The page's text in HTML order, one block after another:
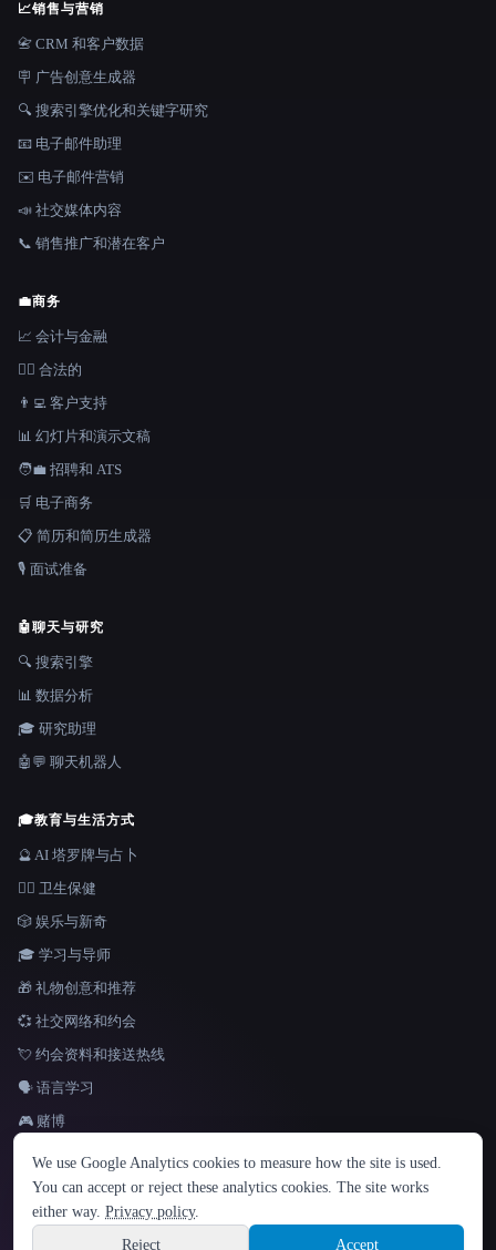
语言
English español Français Русский 简体中文
Hindi
📈销售与营销
📇 CRM 和客户数据
🪧 广告创意生成器
🔍 搜索引擎优化和关键字研究
📧 电子邮件助理
✉️ 电子邮件营销
📣 社交媒体内容
📞 销售推广和潜在客户
💼商务
📈 会计与金融
👩‍⚖️ 合法的
👨‍💻 客户支持
📊 幻灯片和演示文稿
🧑‍💼 招聘和 ATS
🛒 电子商务
📋 简历和简历生成器
🎙️ 面试准备
🤖聊天与研究
🔍 搜索引擎
📊 数据分析
🎓 研究助理
🤖💬 聊天机器人
🎓教育与生活方式
🔮 AI 塔罗牌与占卜
👩‍⚕️ 卫生保健
🎲 娱乐与新奇
🎓 学习与导师
🎁 礼物创意和推荐
💞 社交网络和约会
💘 约会资料和接送热线
🗣️ 语言学习
🎮 赌博
Site information
© 2026 That AI Collection. 保留所有权利。
Built with Metatron ★
We use Google Analytics cookies to measure how the site is used.
You can accept or reject these analytics cookies. The site works
either way. Privacy policy.
Reject
Accept